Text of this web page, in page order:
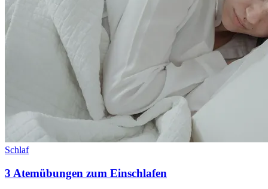
Schlaf
3 Atemübungen zum Einschlafen